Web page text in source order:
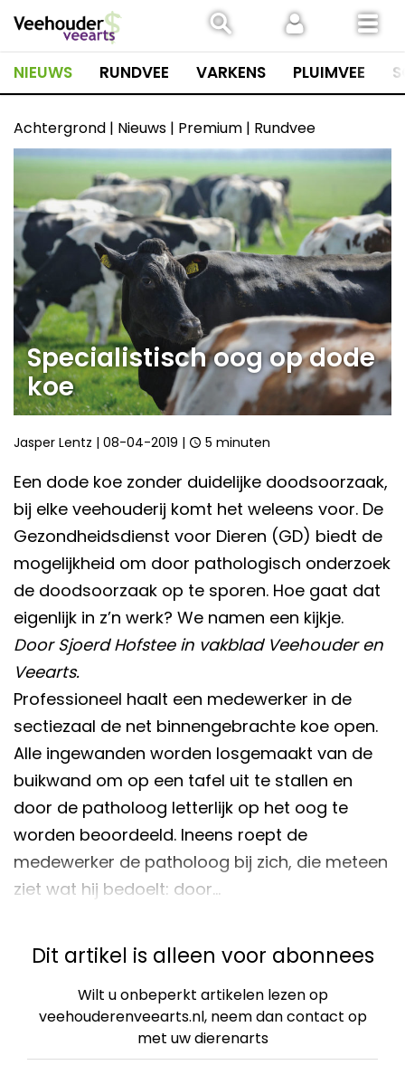
naar
inhoud
NIEUWS RUNDVEE VARKENS PLUIMVEE
Achtergrond | Nieuws | Premium | Rundvee
Specialistisch oog op dode
koe
Jasper Lentz | 08-04-2019 | 5 minuten
Een dode koe zonder duidelijke doodsoorzaak,
bij elke veehouderij komt het weleens voor. De
Gezondheidsdienst voor Dieren (GD) biedt de
mogelijkheid om door pathologisch onderzoek
de doodsoorzaak op te sporen. Hoe gaat dat
eigenlijk in z’n werk? We namen een kijkje.
Door Sjoerd Hofstee in vakblad Veehouder en
Veearts.
Professioneel haalt een medewerker in de
sectiezaal de net binnengebrachte koe open.
Alle ingewanden worden losgemaakt van de
buikwand om op een tafel uit te stallen en
door de patholoog letterlijk op het oog te
worden beoordeeld. Ineens roept de
medewerker de patholoog bij zich, die meteen
ziet wat hij bedoelt: door…
Dit artikel is alleen voor abonnees
Wilt u onbeperkt artikelen lezen op
veehouderenveearts.nl, neem dan contact op
met uw dierenarts